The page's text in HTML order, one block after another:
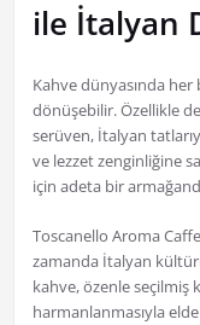
ile İtalyan
Kahve dünyasında
dönüşebilir. Özellikle
serüven, İtalyan
ve lezzet zenginliğine
için adeta bir
Toscanello Aroma
zamanda İtalyan
kahve, özenle seçilmiş
harmanlanmasıyla